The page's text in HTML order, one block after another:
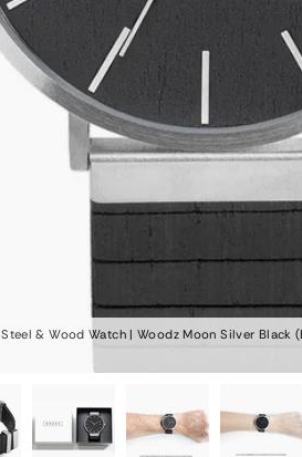
Steel & Wood Watch | Woodz Moon Silver Black